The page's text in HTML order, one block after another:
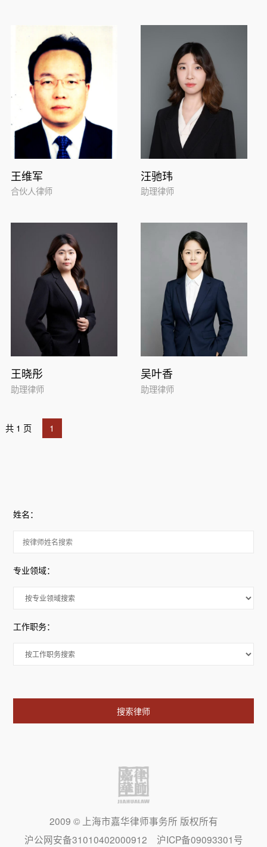
长按二维码识别
王维军
合伙人律师
汪驰玮
助理律师
王晓彤
助理律师
吴叶香
助理律师
共 1 页 1
姓名：
专业领域：
工作职务：
搜索律师
2009 © 上海市嘉华律师事务所 版权所有
沪公网安备31010402000912 沪ICP备09093301号